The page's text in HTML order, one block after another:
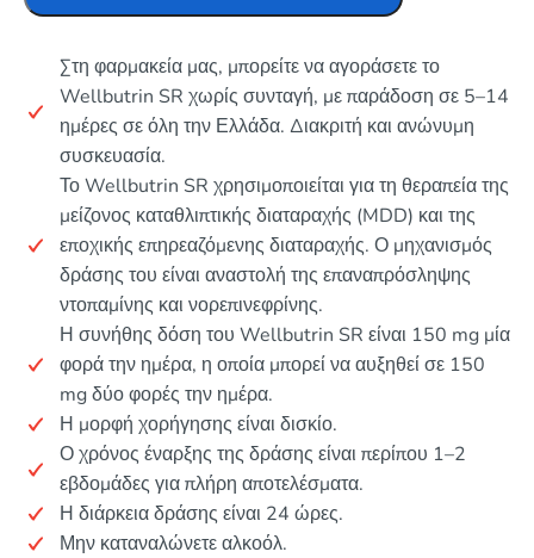
Στη φαρμακεία μας, μπορείτε να αγοράσετε το
Wellbutrin SR χωρίς συνταγή, με παράδοση σε 5–14
ημέρες σε όλη την Ελλάδα. Διακριτή και ανώνυμη
συσκευασία.
Το Wellbutrin SR χρησιμοποιείται για τη θεραπεία της
μείζονος καταθλιπτικής διαταραχής (MDD) και της
εποχικής επηρεαζόμενης διαταραχής. Ο μηχανισμός
δράσης του είναι αναστολή της επαναπρόσληψης
ντοπαμίνης και νορεπινεφρίνης.
Η συνήθης δόση του Wellbutrin SR είναι 150 mg μία
φορά την ημέρα, η οποία μπορεί να αυξηθεί σε 150
mg δύο φορές την ημέρα.
Η μορφή χορήγησης είναι δισκίο.
Ο χρόνος έναρξης της δράσης είναι περίπου 1–2
εβδομάδες για πλήρη αποτελέσματα.
Η διάρκεια δράσης είναι 24 ώρες.
Μην καταναλώνετε αλκοόλ.